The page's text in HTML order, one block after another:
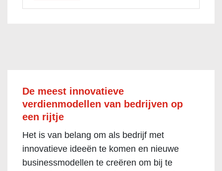
De meest innovatieve
verdienmodellen van bedrijven op
een rijtje
Het is van belang om als bedrijf met
innovatieve ideeën te komen en nieuwe
businessmodellen te creëren om bij te